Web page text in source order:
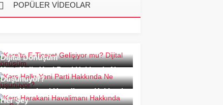
POPÜLER VİDEOLAR
Dijital Dönüşüm
Kars Halkı Yeni Parti Hakkında Ne
Düşünüyor?
Kars Harakani Havalimanı Hakkında
Her Şey